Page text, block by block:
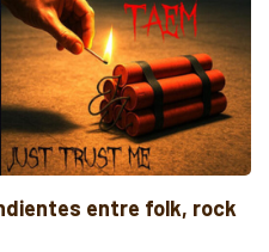
entre folk, rock